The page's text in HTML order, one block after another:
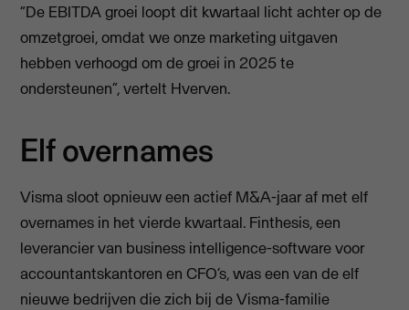
“De EBITDA groei loopt dit kwartaal licht achter op de
omzetgroei, omdat we onze marketing uitgaven
hebben verhoogd om de groei in 2025 te
ondersteunen”, vertelt Hverven.
Elf overnames
Visma sloot opnieuw een actief M&A-jaar af met elf
overnames in het vierde kwartaal. Finthesis, een
leverancier van business intelligence-software voor
accountantskantoren en CFO’s, was een van de elf
nieuwe bedrijven die zich bij de Visma-familie